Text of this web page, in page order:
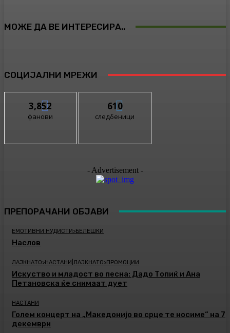
МОЖЕ ДА ВЕ ИНТЕРЕСИРА..
СОЦИЈАЛНИ МРЕЖИ
3,852
фанови
610
следбеници
- Advertisement -
ПРЕПОРАЧАНИ ОБЈАВИ
ЕМОТИВНИ НУДИСТИ>БЕЛЕШКИ
Наслов
ЛАЈКНАТО>НАСТАНИ|ЛАЈКНАТО>ПРОМОЦИИ
Искуство и младост во песна: Дадо Топиќ и Ана
Петановска ќе снимаат дует
НАСТАНИ
Голем концерт на „Македонијо во срце те носиме“ на 7
декември